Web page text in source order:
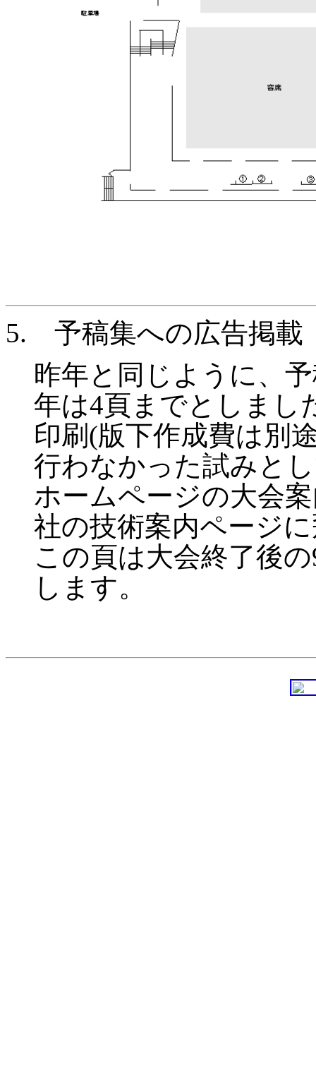
5. 予稿集への広告掲載
昨年と同じように、
年は4頁までとしまし
印刷 (版下作成費は別
行わなかった試みと
ホームページの大会
社の技術案内ページ
この頁は大会終了後の
します。